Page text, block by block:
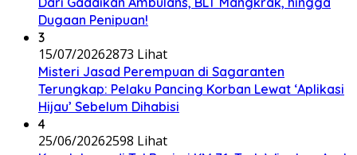
Dugaan Penipuan!
3
15/07/20262873 Lihat
Misteri Jasad Perempuan di Sagaranten
Terungkap: Pelaku Pancing Korban Lewat ‘Aplikasi
Hijau’ Sebelum Dihabisi
4
25/06/20262598 Lihat